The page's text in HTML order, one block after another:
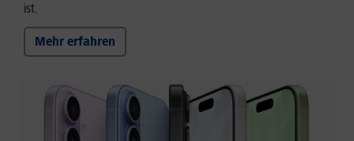
ist.
Mehr erfahren